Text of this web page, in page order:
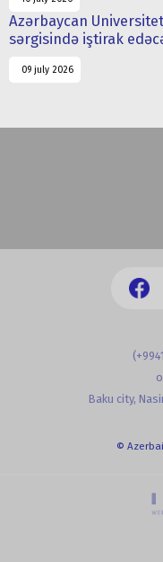
Azərbaycan
sərgisində iştirak
09 july 2026
Baku city,
©